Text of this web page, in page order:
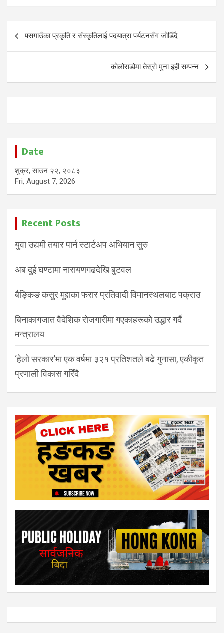
Post
navigation
पसगाउँका प्रकृति र संस्कृतिलाई पदयात्रा पर्यटनसँग जोडिँदै
कोलोराडोमा तेस्रो मुना इही सम्पन्न
Date
शुक्र, साउन २२, २०८३
Fri, August 7, 2026
Recent Posts
युवा उद्यमी तयार पार्न स्टार्टअप अभियान सुरु
अब दुई घण्टामा नारायणगढदेखि बुटवल
बैङ्किङ कसुर मुद्दाका फरार प्रतिवादी विमानस्थलबाट पक्राउ
बिनाकागजात वैदेशिक रोजगारीमा गएकाहरूको उद्धार गर्दै
मन्त्रालय
‘हेलो सरकार’मा एक वर्षमा ३२१ प्रतिशतले बढे गुनासा, एकीकृत
प्रणाली विकास गरिँदै